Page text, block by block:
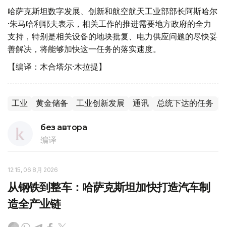
哈萨克斯坦数字发展、创新和航空航天工业部部长阿斯哈尔
·朱马哈利耶夫表示，相关工作的推进需要地方政府的全力
支持，特别是相关设备的地块批复、电力供应问题的尽快妥
善解决，将能够加快这一任务的落实速度。
【编译：木合塔尔·木拉提】
工业 黄金储备 工业创新发展 通讯 总统下达的任务
без автора
编译
12:15, 06 8月 2026
从钢铁到整车：哈萨克斯坦加快打造汽车制
造全产业链